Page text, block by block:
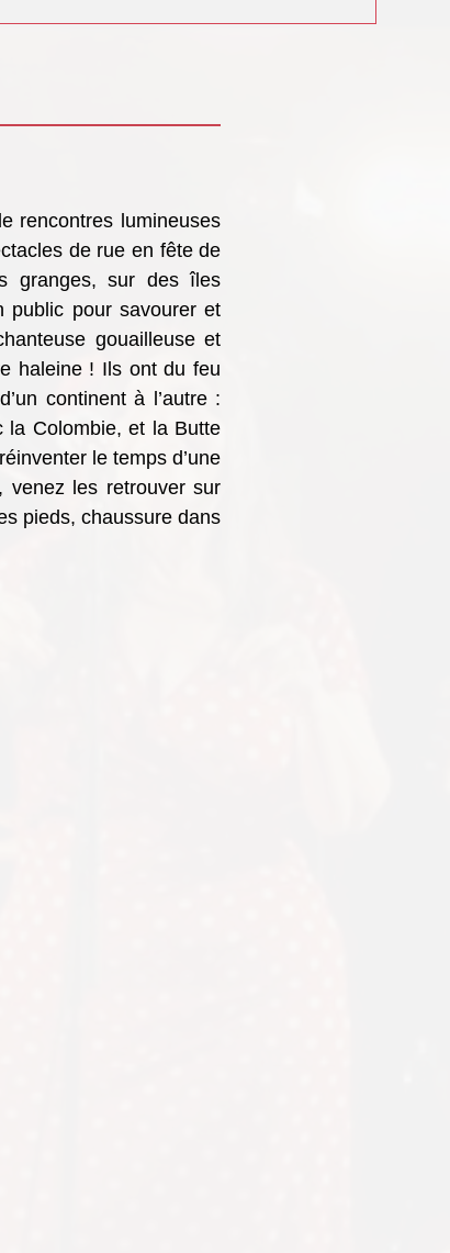
rencontres lumineuses
de rue en fête de
granges, sur des îles
public pour savourer et
gouailleuse et
haleine ! Ils ont du feu
continent à l’autre :
la Colombie, et la Butte
le temps d’une
venez les retrouver sur
pieds, chaussure dans